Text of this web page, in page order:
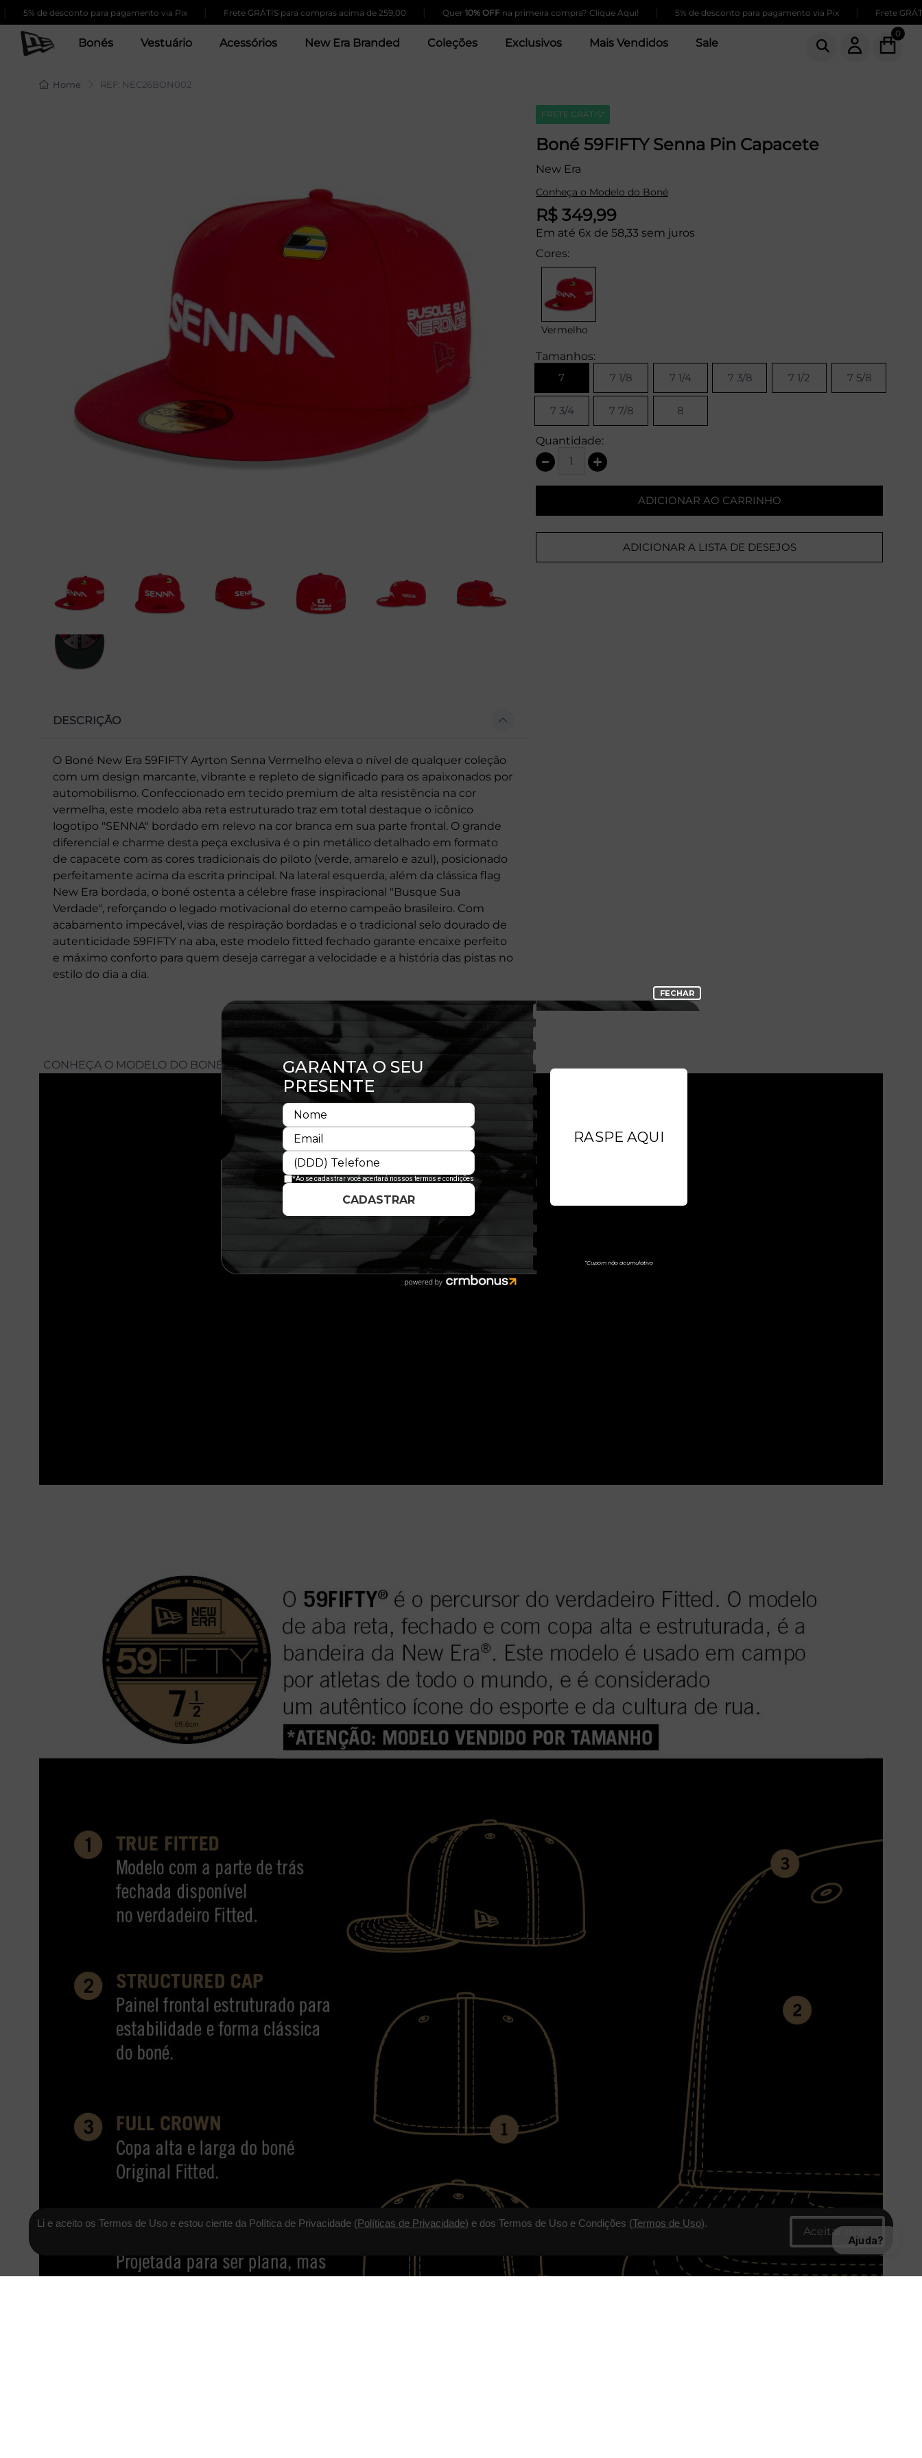
5% de desconto para pagamento via Pix Frete GRÁTIS para compras acima de 259,00 Quer10% OFFna primeira compra? Clique Aqui! 5% de desconto para pagamento via Pix Frete
Bonés Vestuário Acessórios New Era Branded Coleções Exclusivos Mais Vendidos Sale
0
Home REF: NEC26BON002
DESCRIÇÃO
O Boné New Era 59FIFTY Ayrton Senna Vermelho eleva o nível de qualquer coleção
com um design marcante, vibrante e repleto de significado para os apaixonados por
automobilismo. Confeccionado em tecido premium de alta resistência na cor
vermelha, este modelo aba reta estruturado traz em total destaque o icônico
logotipo "SENNA" bordado em relevo na cor branca em sua parte frontal. O grande
diferencial e charme desta peça exclusiva é o pin metálico detalhado em formato
de capacete com as cores tradicionais do piloto (verde, amarelo e azul), posicionado
perfeitamente acima da escrita principal. Na lateral esquerda, além da clássica flag
New Era bordada, o boné ostenta a célebre frase inspiracional "Busque Sua
Verdade", reforçando o legado motivacional do eterno campeão brasileiro. Com
acabamento impecável, vias de respiração bordadas e o tradicional selo dourado de
autenticidade 59FIFTY na aba, este modelo fitted fechado garante encaixe perfeito
e máximo conforto para quem deseja carregar a velocidade e a história das pistas no
estilo do dia a dia.
FRETE GRÁTIS*
Boné 59FIFTY Senna Pin Capacete
New Era
Conheça o Modelo do Boné
R$ 349,99
Em até 6x de 58,33 sem juros
Cores:
Vermelho
Tamanhos:
7
7 1/8 7 1/4 7 3/8 7 1/2 7 5/8
7 3/4 7 7/8 8
Quantidade:
ADICIONAR AO CARRINHO
ADICIONAR A LISTA DE DESEJOS
CONHEÇA O MODELO DO BONÉ
Li e aceito os Termos de Uso e estou ciente da Política de Privacidade (Políticas de Privacidade) e dos Termos de Uso e Condições (Termos de Uso).
Ajuda?